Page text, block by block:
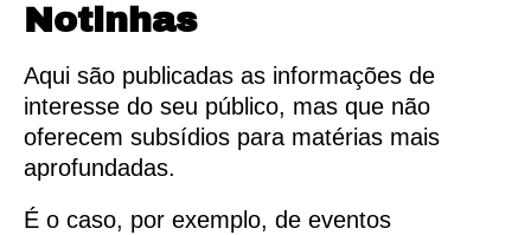
Notinhas
Aqui são publicadas as informações de
interesse do seu público, mas que não
oferecem subsídios para matérias mais
aprofundadas.
É o caso, por exemplo, de eventos